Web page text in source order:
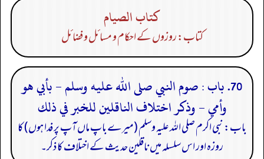
كتاب الصيام
کتاب: روزوں کے احکام و مسائل و فضائل
70. باب : صوم النبي صلى الله عليه وسلم - بأبي هو
وأمي - وذكر اختلاف الناقلين للخبر في ذلك
باب: نبی اکرم صلی الله علیہ وسلم (میرے باپ ماں آپ پر فدا ہوں) کا
روزہ اور اس سلسلہ میں ناقلین حدیث کے اختلاف کا ذکر۔